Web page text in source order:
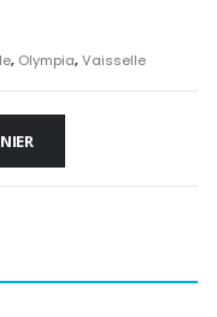
, Olympia,Vaisselle